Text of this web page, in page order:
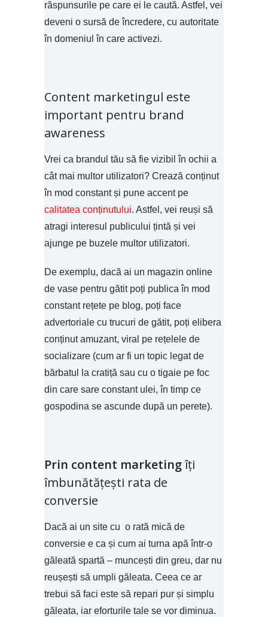
răspunsurile pe care ei le caută. Astfel, vei
deveni o sursă de încredere, cu autoritate
în domeniul în care activezi.
Content marketingul este
important pentru brand
awareness
Vrei ca brandul tău să fie vizibil în ochii a
cât mai multor utilizatori? Crează conținut
în mod constant și pune accent pe
calitatea conținutului. Astfel, vei reuși să
atragi interesul publicului țintă și vei
ajunge pe buzele multor utilizatori.
De exemplu, dacă ai un magazin online
de vase pentru gătit poți publica în mod
constant rețete pe blog, poți face
advertoriale cu trucuri de gătit, poți elibera
conținut amuzant, viral pe rețelele de
socializare (cum ar fi un topic legat de
bărbatul la cratiță sau cu o tigaie pe foc
din care sare constant ulei, în timp ce
gospodina se ascunde după un perete).
Prin content marketingîți
îmbunătățești rata de
conversie
Dacă ai un site cu o rată mică de
conversie e ca și cum ai turna apă într-o
găleată spartă – muncești din greu, dar nu
reușești să umpli găleata. Ceea ce ar
trebui să faci este să repari pur și simplu
găleata, iar eforturile tale se vor diminua.